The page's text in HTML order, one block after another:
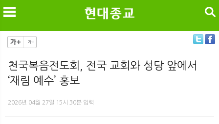
메
검색
천국복음전도회, 전국 교회와 성당 앞에서
‘재림 예수’ 홍보
2026년 04월 27일 15시 30분 입력